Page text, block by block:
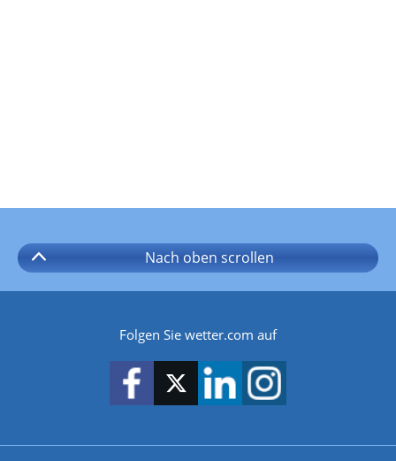
Nach oben scrollen
Folgen Sie wetter.com auf